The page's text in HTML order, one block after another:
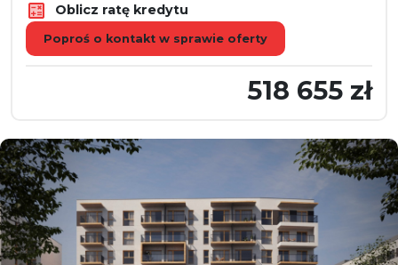
Oblicz ratę kredytu
Poproś o kontakt w sprawie oferty
518 655 zł